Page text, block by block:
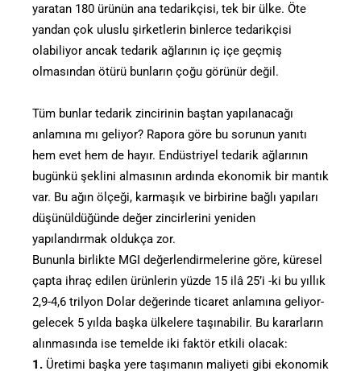
yaratan 180 ürünün ana tedarikçisi, tek bir ülke. Öte
yandan çok uluslu şirketlerin binlerce tedarikçisi
olabiliyor ancak tedarik ağlarının iç içe geçmiş
olmasından ötürü bunların çoğu görünür değil.
Tüm bunlar tedarik zincirinin baştan yapılanacağı
anlamına mı geliyor? Rapora göre bu sorunun yanıtı
hem evet hem de hayır. Endüstriyel tedarik ağlarının
bugünkü şeklini almasının ardında ekonomik bir mantık
var. Bu ağın ölçeği, karmaşık ve birbirine bağlı yapıları
düşünüldüğünde değer zincirlerini yeniden
yapılandırmak oldukça zor.
Bununla birlikte MGI değerlendirmelerine göre, küresel
çapta ihraç edilen ürünlerin yüzde 15 ilâ 25’i -ki bu yıllık
2,9-4,6 trilyon Dolar değerinde ticaret anlamına geliyor-
gelecek 5 yılda başka ülkelere taşınabilir. Bu kararların
alınmasında ise temelde iki faktör etkili olacak:
1. Üretimi başka yere taşımanın maliyeti gibi ekonomik